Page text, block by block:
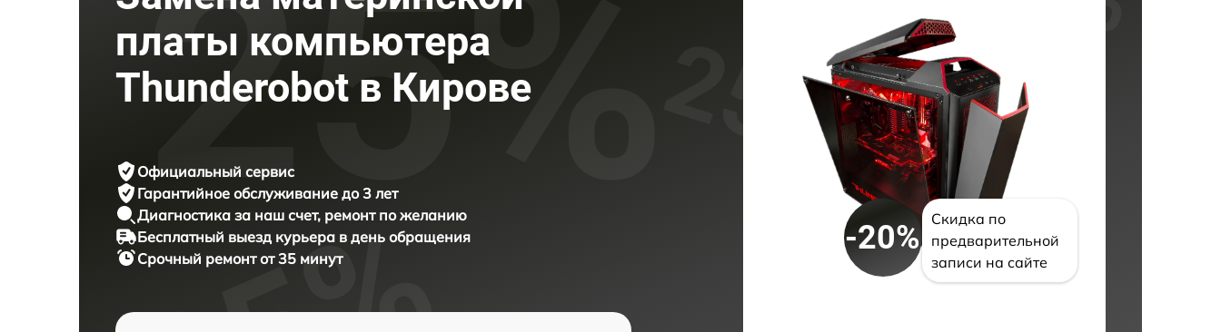
платы компьютера
Thunderobot в Кирове
Официальный сервис
Гарантийное обслуживание до 3 лет
Диагностика за наш счет, ремонт по желанию
Бесплатный выезд курьера в день обращения
Срочный ремонтот 35 минут
-20%
Скидка по
предварительной
записи на сайте